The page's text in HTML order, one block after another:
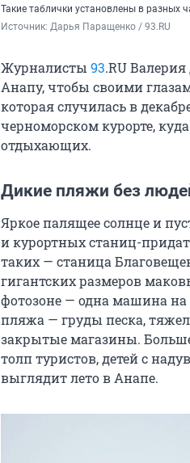
Такие таблички установлены в разных
Источник: Дарья Паращенко / 93.RU
Журналисты 93.RU
Анапу, чтобы своими
которая случилась в
черноморском курорте,
отдыхающих.
Дикие пляжи без
Яркое палящее солнце и
и курортных станиц-
таких — станица
гигантских размеров
фотозоне — одна машина на
пляжа — груды песка,
закрытые магазины.
толп туристов, детей с
выглядит лето в Анапе.